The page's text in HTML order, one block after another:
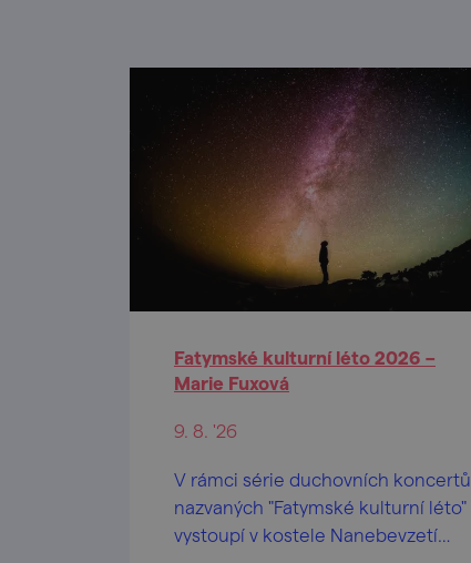
Fatymské kulturní léto 2026 –
Marie Fuxová
9. 8. '26
V rámci série duchovních koncertů
nazvaných "Fatymské kulturní léto"
vystoupí v kostele Nanebevzetí